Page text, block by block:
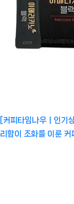
[커피타임나우ㅣ인기
리함이 조화를 이룬